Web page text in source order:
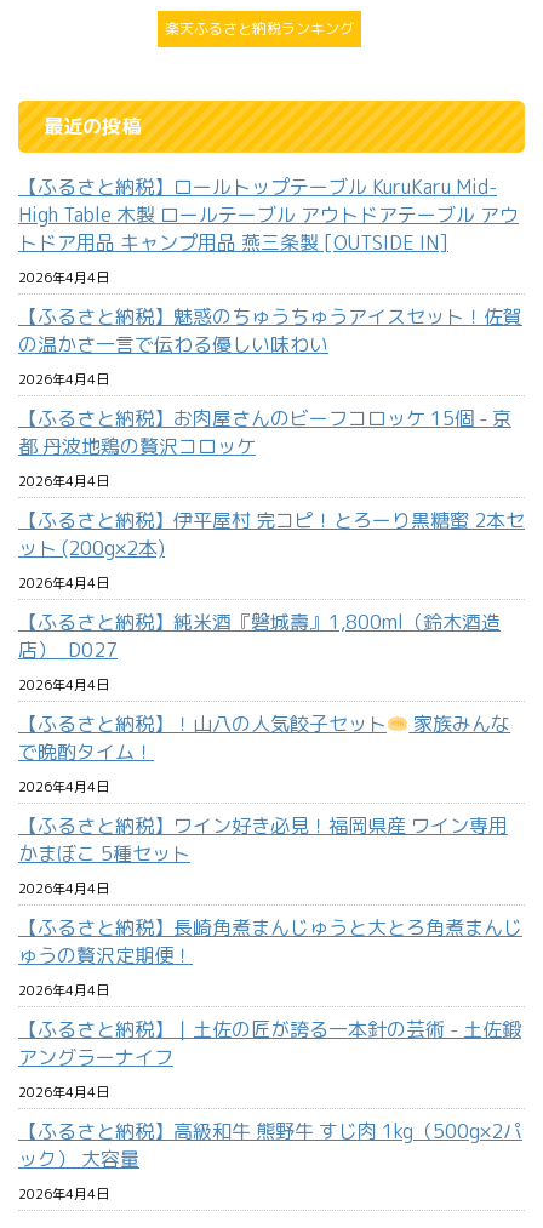
楽天ふるさと納税ランキング
最近の投稿
【ふるさと納税】ロールトップテーブル KuruKaru Mid-
High Table 木製 ロールテーブル アウトドアテーブル アウ
トドア用品 キャンプ用品 燕三条製 [OUTSIDE IN]
2026年4月4日
【ふるさと納税】魅惑のちゅうちゅうアイスセット！佐賀
の温かさ一言で伝わる優しい味わい
2026年4月4日
【ふるさと納税】お肉屋さんのビーフコロッケ 15個 - 京
都 丹波地鶏の贅沢コロッケ
2026年4月4日
【ふるさと納税】伊平屋村 完コピ！とろーり黒糖蜜 2本セ
ット (200g×2本)
2026年4月4日
【ふるさと納税】純米酒『磐城壽』1,800ml（鈴木酒造
店）_D027
2026年4月4日
【ふるさと納税】！山八の人気餃子セット
家族みんな
で晩酌タイム！
2026年4月4日
【ふるさと納税】ワイン好き必見！福岡県産 ワイン専用
かまぼこ 5種セット
2026年4月4日
【ふるさと納税】長崎角煮まんじゅうと大とろ角煮まんじ
ゅうの贅沢定期便！
2026年4月4日
【ふるさと納税】｜土佐の匠が誇る一本針の芸術 - 土佐鍛
アングラーナイフ
2026年4月4日
【ふるさと納税】高級和牛 熊野牛 すじ肉 1kg（500g×2パ
ック） 大容量
2026年4月4日